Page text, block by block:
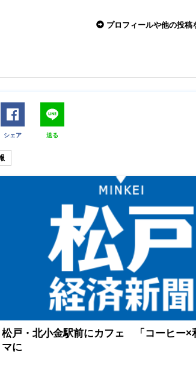
プロフィールや他の投稿
シェア 送る
松戸・北小金駅前にカフェ 「コーヒー×
マに